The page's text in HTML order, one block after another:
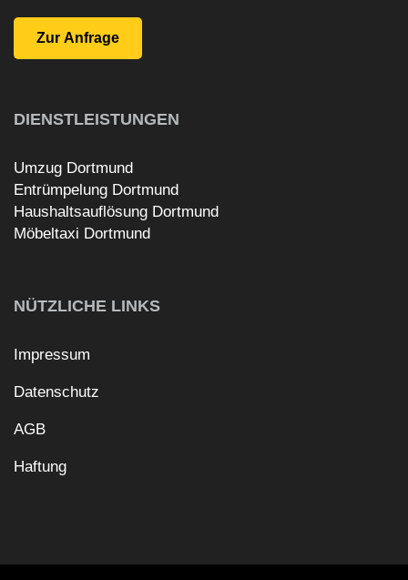
DIENSTLEISTUNGEN
Umzug Dortmund
Entrümpelung Dortmund
Haushaltsauflösung Dortmund
Möbeltaxi Dortmund
NÜTZLICHE LINKS
Impressum
Datenschutz
AGB
Haftung